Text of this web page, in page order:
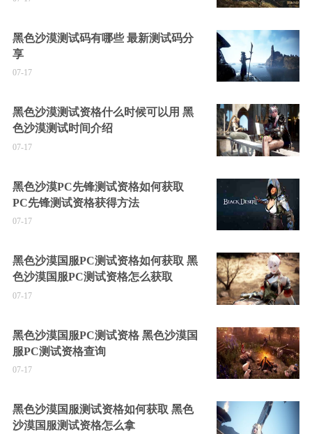
黑色沙漠测试码有哪些 最新测试码分
享
07-17
黑色沙漠测试资格什么时候可以用 黑
色沙漠测试时间介绍
07-17
黑色沙漠PC先锋测试资格如何获取
PC先锋测试资格获得方法
07-17
黑色沙漠国服PC测试资格如何获取 黑
色沙漠国服PC测试资格怎么获取
07-17
黑色沙漠国服PC测试资格 黑色沙漠国
服PC测试资格查询
07-17
黑色沙漠国服测试资格如何获取 黑色
沙漠国服测试资格怎么拿